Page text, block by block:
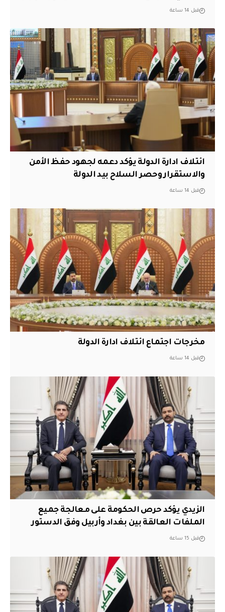
قبل 14 ساعة
ائتلاف ادارة الدولة يؤكد دعمه لجهود حفظ الأمن
والاستقرار وحصر السلاح بيد الدولة
قبل 14 ساعة
مخرجات اجتماع ائتلاف ادارة الدولة
قبل 14 ساعة
الزيدي يؤكد حرص الحكومة على معالجة جميع
الملفات العالقة بين بغداد وأربيل وفق الدستور
قبل 15 ساعة